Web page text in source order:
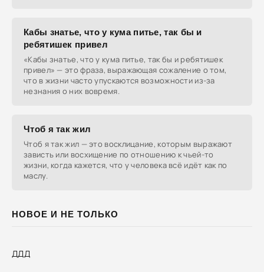
НОВОЕ И НЕ ТОЛЬКО
ДДД
Кабы знатье, что у кума питье, так бы и
ребятишек привел
«Кабы знатье, что у кума питье, так бы и ребятишек
привел» — это фраза, выражающая сожаление о том,
что в жизни часто упускаются возможности из-за
незнания о них вовремя.
Чтоб я так жил
Чтоб я так жил — это восклицание, которым выражают
зависть или восхищение по отношению к чьей-то
жизни, когда кажется, что у человека всё идёт как по
маслу.